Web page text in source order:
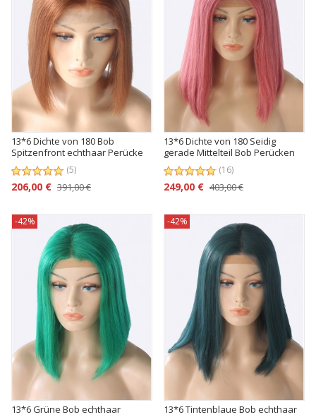
13*6 Dichte von 180 Bob
Spitzenfront echthaar Perücke
(5)
391,00 €
206,00 €
13*6 Dichte von 180 Seidig
gerade Mittelteil Bob Perücken
mit keinem Klebeband
(16)
403,00 €
249,00 €
-42%
13*6 Grüne Bob echthaar
-42%
13*6 Tintenblaue Bob echthaar